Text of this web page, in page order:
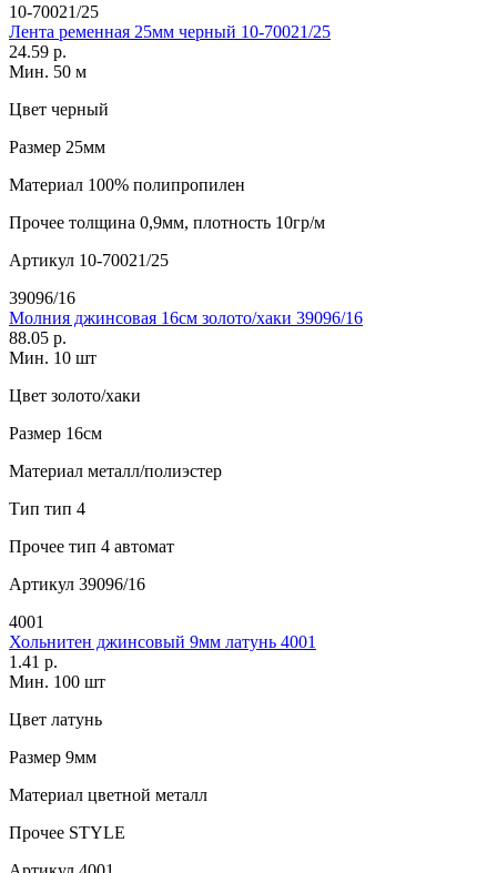
10-70021/25
Лента ременная 25мм черный 10-70021/25
24.59 р.
Мин. 50 м
Цвет черный
Размер 25мм
Материал 100% полипропилен
Прочее толщина 0,9мм, плотность 10гр/м
Артикул 10-70021/25
39096/16
Молния джинсовая 16см золото/хаки 39096/16
88.05 р.
Мин. 10 шт
Цвет золото/хаки
Размер 16см
Материал металл/полиэстер
Тип тип 4
Прочее тип 4 автомат
Артикул 39096/16
4001
Хольнитен джинсовый 9мм латунь 4001
1.41 р.
Мин. 100 шт
Цвет латунь
Размер 9мм
Материал цветной металл
Прочее STYLE